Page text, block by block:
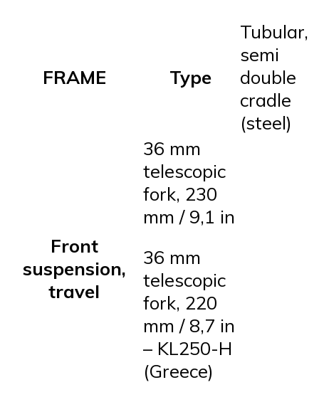
FRAME Type
Tubular,
semi
double
cradle
(steel)
Front
suspension,
travel
36 mm
telescopic
fork, 230
mm / 9,1 in
36 mm
telescopic
fork, 220
mm / 8,7 in
– KL250-H
(Greece)